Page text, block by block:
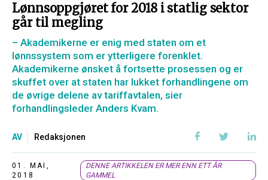
Lønnsoppgjøret for 2018 i statlig sektor
går til megling
– Akademikerne er enig med staten om et
lønnssystem som er ytterligere forenklet.
Akademikerne ønsket å fortsette prosessen og er
skuffet over at staten har lukket forhandlingene om
de øvrige delene av tariffavtalen, sier
forhandlingsleder Anders Kvam.
AV Redaksjonen
01. MAI,
2018
DENNE ARTIKKELEN ER MER ENN ETT ÅR
GAMMEL